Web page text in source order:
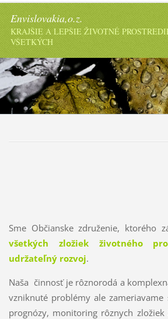
Envislovakia,o.z.
KRAJŠIE A LEPŠIE ŽIVOTNÉ
VŠETKÝCH
Sme Občianske združenie, ktorého
všetkých zložiek životného
udržateľný rozvoj.
Naša činnosť je rôznorodá a
vzniknuté problémy ale zameriavame
prognózy, monitoring rôznych